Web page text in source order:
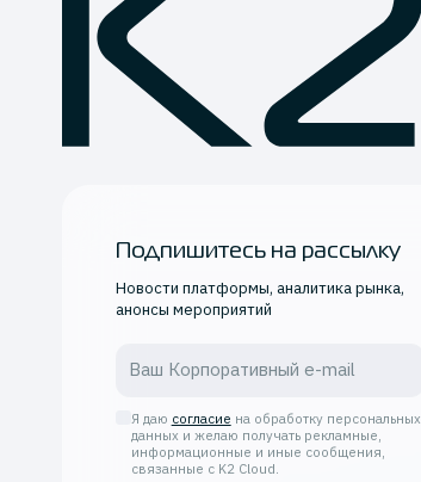
Подпишитесь на рассылку
Новости платформы, аналитика рынка,
анонсы мероприятий
Я даю согласие на обработку персональных
данных и желаю получать рекламные,
информационные и иные сообщения,
связанные с K2 Cloud.